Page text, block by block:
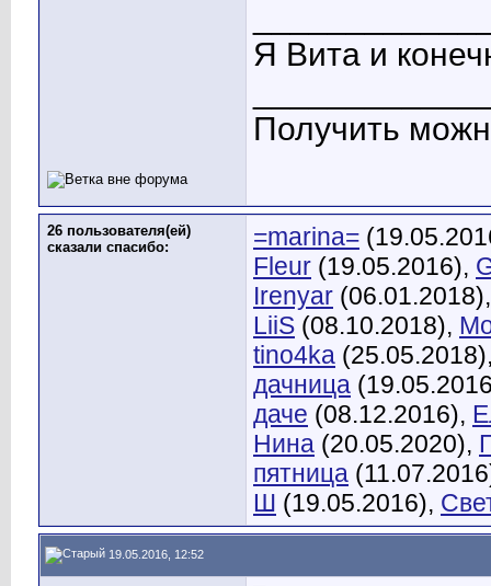
Я Вита и
Получить
26 пользователя(ей)
сказали cпасибо:
=marina=
Fleur (19.05.2016),
Irenyar
LiiS (08.10.2018),
tino4ka
дачница
даче (08.12.2016),
Нина (20.05.2020),
пятница
Ш (19.05.2016),
19.05.2016, 12:52